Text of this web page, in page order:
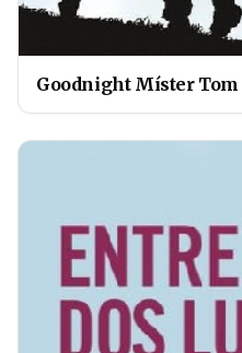
Goodnight Míster Tom